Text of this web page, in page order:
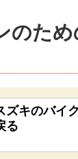
のため
ズキのバイ
る